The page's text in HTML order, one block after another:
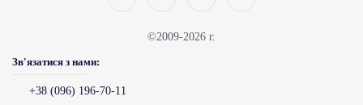
©2009-2026 г.
Зв'язатися з нами:
+38 (096) 196-70-11